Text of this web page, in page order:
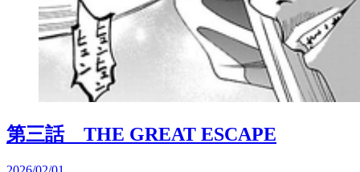
第三話 THE GREAT ESCAPE